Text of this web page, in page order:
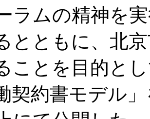
ラムの精神を
とともに、北
ことを目的と
契約書モデル